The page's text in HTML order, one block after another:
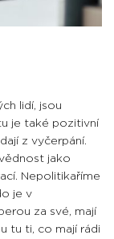
lidí, jsou
je také pozitivní
z vyčerpání.
jako
Nepolitikaříme
je v
za své, mají
tu ti, co mají rádi